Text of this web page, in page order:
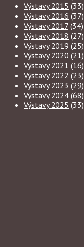
Výstavy 2015 (33)
Výstavy 2016 (37)
Výstavy 2017 (34)
Výstavy 2018 (27)
Výstavy 2019 (25)
Výstavy 2020 (21)
Výstavy 2021 (16)
Výstavy 2022 (23)
Výstavy 2023 (29)
Výstavy 2024 (68)
Výstavy 2025 (33)